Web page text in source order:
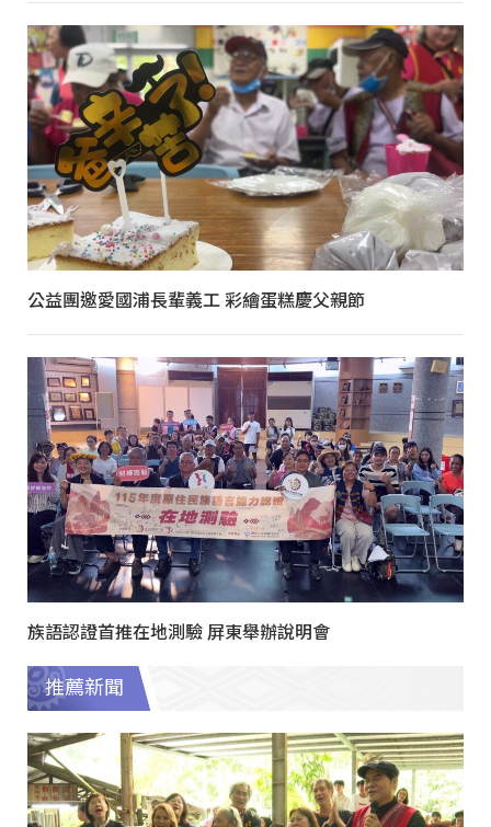
公益團邀愛國浦長輩義工 彩繪蛋糕慶父親節
族語認證首推在地測驗 屏東舉辦說明會
推薦新聞